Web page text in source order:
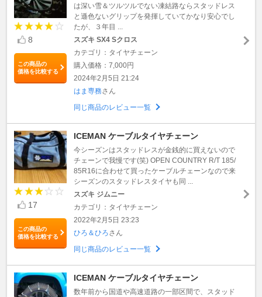
8
この商品の
価格を比較する
は深い雪＆ツルツルでない凍結路ならスタッドレス
と遜色ないグリップを発揮していてかなり安心でし
たが、３年目 ...
スズキ SX4 Sクロス
カテゴリ：タイヤチェーン
購入価格：7,000円
2024年2月5日 21:24
はま専務さん
同じ商品のレビュー一覧
17
この商品の
価格を比較する
ICEMAN ケーブルタイヤチェーン
今シーズンはスタッドレスが金銭的に買えないので
チェーンで我慢です(笑) OPEN COUNTRY R/T 185/
85R16に合わせて買ったケーブルチェーンなので来
シーズンのスタッドレスタイヤも同 ...
スズキ ジムニー
カテゴリ：タイヤチェーン
2022年2月5日 23:23
ひろ＆ひろさん
同じ商品のレビュー一覧
ICEMAN ケーブルタイヤチェーン
数年前から国道や高速道路の一部区間で、スタッド